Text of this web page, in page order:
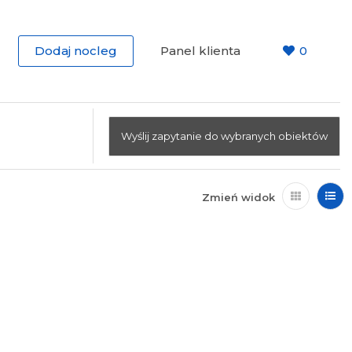
Dodaj nocleg Panel klienta 0
Wyślij zapytanie do wybranych obiektów
Zmień widok